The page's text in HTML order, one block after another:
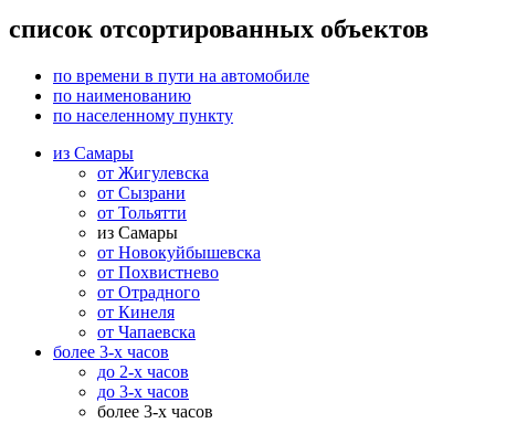
список отсортированных объектов
по времени в пути на автомобиле
по наименованию
по населенному пункту
из Самары
от Жигулевска
от Сызрани
от Тольятти
из Самары
от Новокуйбышевска
от Похвистнево
от Отрадного
от Кинеля
от Чапаевска
более 3-х часов
до 2-х часов
до 3-х часов
более 3-х часов